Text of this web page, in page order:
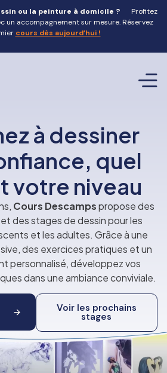
ou la peinture à domicile ?
Profitez
un accompagnement sur mesure. Réservez
cours dès aujourd’hui !
à dessiner
quel
votre niveau
Cours Descampspropose des
des stages de dessin pour les
et les adultes. Grâce à une
des exercices pratiques et un
personnalisé, développez vos
dans une ambiance conviviale.
Voir les prochains
stages